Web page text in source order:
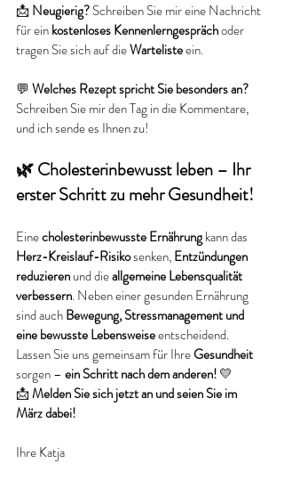
📩 Neugierig? Schreiben Sie mir eine Nachricht
für ein kostenloses Kennenlerngespräch oder
tragen Sie sich auf die Warteliste ein.
💬 Welches Rezept spricht Sie besonders an?
Schreiben Sie mir den Tag in die Kommentare,
und ich sende es Ihnen zu!
🌿 Cholesterinbewusst leben – Ihr
erster Schritt zu mehr Gesundheit!
Eine cholesterinbewusste Ernährung kann das
Herz-Kreislauf-Risiko senken, Entzündungen
reduzieren und die allgemeine Lebensqualität
verbessern. Neben einer gesunden Ernährung
sind auch Bewegung, Stressmanagement und
eine bewusste Lebensweise entscheidend.
Lassen Sie uns gemeinsam für Ihre Gesundheit
sorgen – ein Schritt nach dem anderen! 💛
📩 Melden Sie sich jetzt an und seien Sie im
März dabei!
Ihre Katja